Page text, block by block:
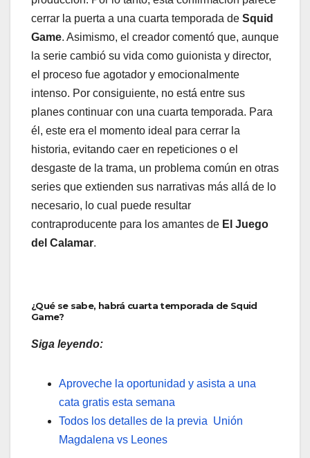
cerrar la puerta a una cuarta temporada de Squid
Game. Asimismo, el creador comentó que, aunque
la serie cambió su vida como guionista y director,
el proceso fue agotador y emocionalmente
intenso. Por consiguiente, no está entre sus
planes continuar con una cuarta temporada. Para
él, este era el momento ideal para cerrar la
historia, evitando caer en repeticiones o el
desgaste de la trama, un problema común en otras
series que extienden sus narrativas más allá de lo
necesario, lo cual puede resultar
contraproducente para los amantes de El Juego
del Calamar.
¿Qué se sabe, habrá cuarta temporada de Squid
Game?
Siga leyendo:
Aproveche la oportunidad y asista a una
cata gratis esta semana
Todos los detalles de la previa Unión
Magdalena vs Leones